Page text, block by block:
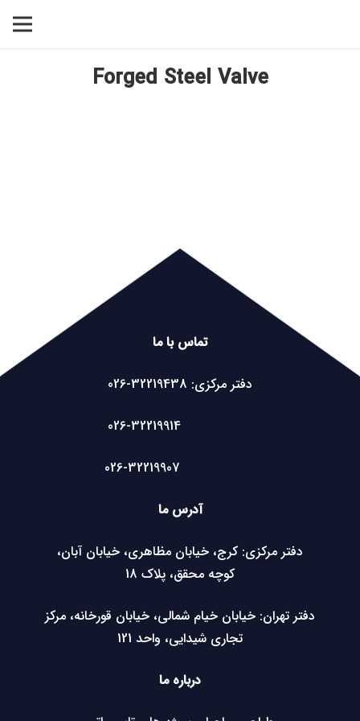
Forged Steel Valve
تماس با ما
دفتر مرکزی: 32219438-026
026-32219914
آدرس ما
دفتر مرکزی: کرج، خیابان مظاهری، خیابان آبان،
کوچه محقق، پلاک 18
دفتر تهران: خیابان خیام شمالی، خیابان قورخانه، مرکز
تجاری شیدایی، واحد 121
درباره ما